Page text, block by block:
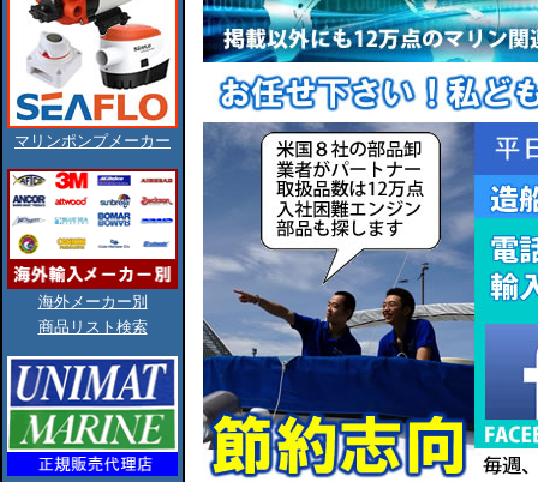
マリンポンプメーカー
海外メーカー別
商品リスト検索